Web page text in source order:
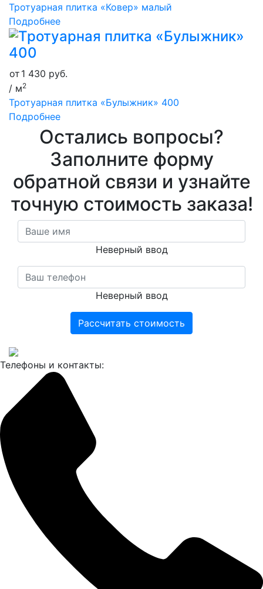
Тротуарная плитка «Ковер» малый
Подробнее
от 1 430 руб.
/ м2
Тротуарная плитка «Булыжник» 400
Подробнее
Остались вопросы?
Заполните форму
обратной связи и узнайте
точную стоимость заказа!
Неверный ввод
Неверный ввод
Рассчитать стоимость
Телефоны и контакты: